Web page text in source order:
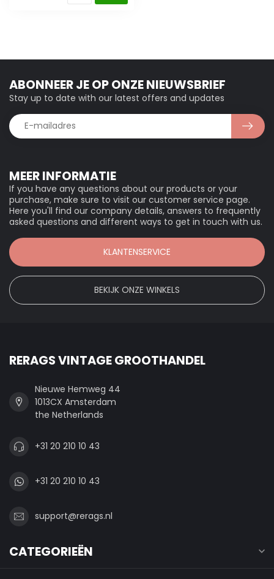
MEER INFORMATIE
If you have any questions about our products or your
purchase, make sure to visit our customer service page.
Here you'll find our company details, answers to frequently
asked questions and different ways to get in touch with us.
KLANTENSERVICE
BEKIJK ONZE WINKELS
ABONNEER JE OP ONZE NIEUWSBRIEF
Stay up to date with our latest offers and updates
RERAGS VINTAGE GROOTHANDEL
Nieuwe Hemweg 44
1013CX Amsterdam
the Netherlands
+31 20 210 10 43
+31 20 210 10 43
support@rerags.nl
CATEGORIEËN